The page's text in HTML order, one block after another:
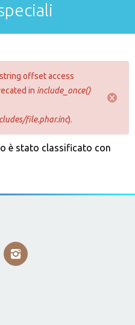
offset access
in include_once()
file.phar.inc).
è stato classificato con